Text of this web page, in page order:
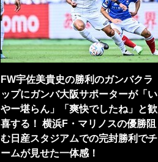
FW宇佐美貴史の勝利のガンバクラ
ップにガンバ大阪サポーターが「い
やー堪らん」「爽快でしたね」と歓
喜する！ 横浜F・マリノスの優勝阻
む日産スタジアムでの完封勝利でチ
ームが見せた一体感！